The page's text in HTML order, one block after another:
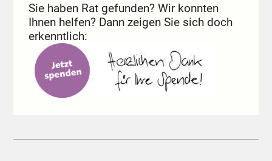
Sie haben Rat gefunden? Wir konnten
Ihnen helfen? Dann zeigen Sie sich doch
erkenntlich: